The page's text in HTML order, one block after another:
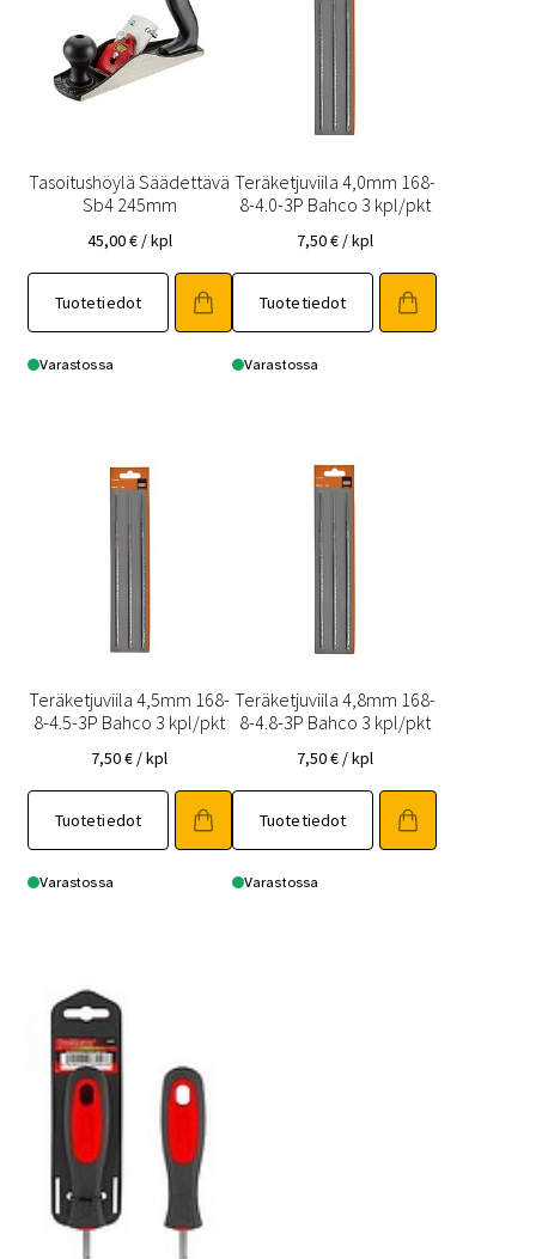
Tasoitushöylä Säädettävä
Sb4 245mm
45,00€ / kpl
Tuotetiedot
Varastossa
Teräketjuviila 4,0mm 168-
8-4.0-3P Bahco 3 kpl/pkt
7,50€ / kpl
Tuotetiedot
Varastossa
Teräketjuviila 4,5mm 168-
8-4.5-3P Bahco 3 kpl/pkt
7,50€ / kpl
Tuotetiedot
Varastossa
Teräketjuviila 4,8mm 168-
8-4.8-3P Bahco 3 kpl/pkt
7,50€ / kpl
Tuotetiedot
Varastossa